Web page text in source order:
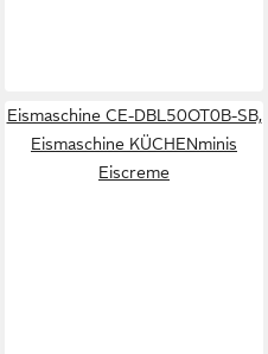
Eismaschine CE-DBL50OT0B-SB,
Eismaschine KÜCHENminis
Eiscreme